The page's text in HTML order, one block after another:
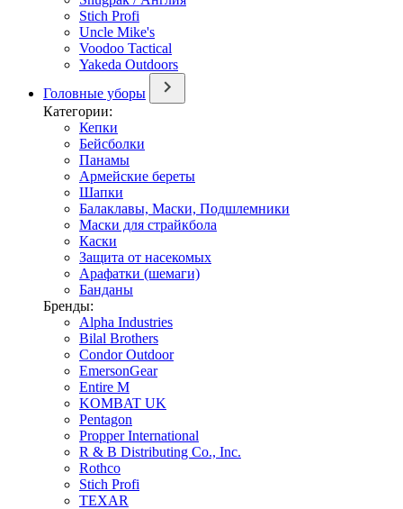
Stich Profi
Uncle Mike's
Voodoo Tactical
Yakeda Outdoors
Головные уборы
Категории:
Кепки
Бейсболки
Панамы
Армейские береты
Шапки
Балаклавы, Маски, Подшлемники
Маски для страйкбола
Каски
Защита от насекомых
Арафатки (шемаги)
Банданы
Бренды:
Alpha Industries
Bilal Brothers
Condor Outdoor
EmersonGear
Entire M
KOMBAT UK
Pentagon
Propper International
R & B Distributing Co., Inc.
Rothco
Stich Profi
TEXAR